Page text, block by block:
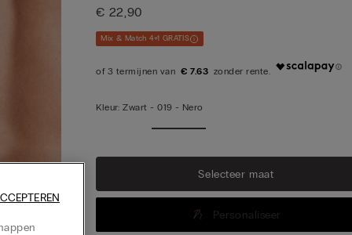
€ 22,90
Mix & Match 4+1 GRATIS
€ 7.63
Kleur: Zwart -019 - Nero
n
Selecteer maat
Personaliseer